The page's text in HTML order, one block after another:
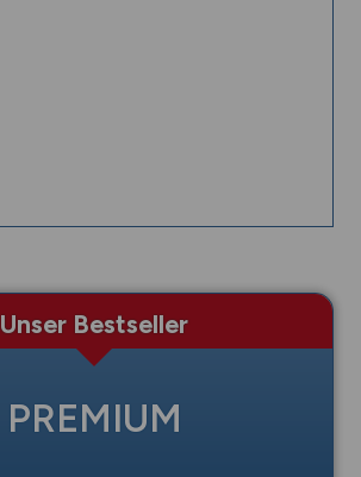
Unser Bestseller
PREMIUM